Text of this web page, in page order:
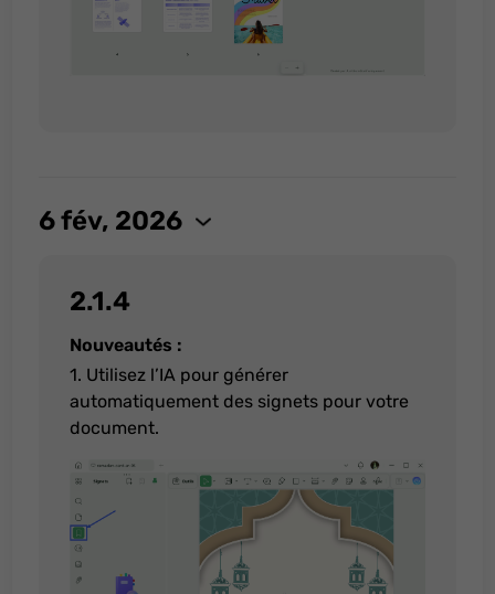
6 fév, 2026
2.1.4
Nouveautés :
1. Utilisez l’IA pour générer
automatiquement des signets pour votre
document.